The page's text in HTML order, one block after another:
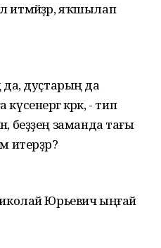
яҡшылап
да, дуҫтарың да
кәрәк, - тип
беҙҙең заманда тағы
итерҙәр?
Юрьевич ыңғай